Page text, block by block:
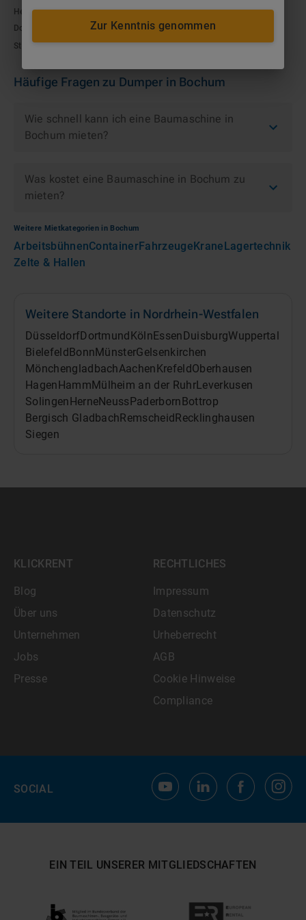
Herne(8km)·Witten(10km)·Gelsenkirchen(12km)·Essen(15km)
Dortmund
Stahlindustrie · Hochbau / Wohnungsbau · Gleisbau / Schienennetz
Häufige Fragen zu Dumper in Bochum
Wie schnell kann ich eine Baumaschine in
Bochum mieten?
Was kostet eine Baumaschine in Bochum zu
mieten?
Weitere Mietkategorien in Bochum
ArbeitsbühnenContainerFahrzeugeKraneLagertechnik
Zelte & Hallen
Weitere Standorte in Nordrhein-Westfalen
DüsseldorfDortmund Köln Essen DuisburgWuppertal
Bielefeld Bonn MünsterGelsenkirchen
MönchengladbachAachen Krefeld Oberhausen
Hagen Hamm Mülheim an der RuhrLeverkusen
Solingen HerneNeuss Paderborn Bottrop
Bergisch Gladbach Remscheid Recklinghausen
Siegen
KLICKRENT
Blog
Über uns
Unternehmen
Jobs
Presse
RECHTLICHES
Impressum
Datenschutz
Urheberrecht
AGB
Cookie Hinweise
Compliance
SOCIAL
EIN TEIL UNSERER MITGLIEDSCHAFTEN
Zur Kenntnis genommen